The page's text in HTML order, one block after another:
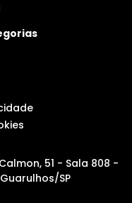
51 - Sala 808 -
SP